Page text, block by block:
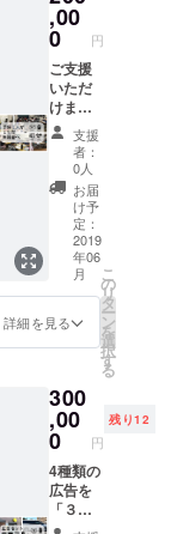
室・竹
園教室
を予定
してお
りま
す。ご
支援時
にご希
望の教
室をお
知らせ
くださ
い。教
室の住
所は公
開して
おりま
詳細は
追って
お知ら
せいた
しま
す。 ※
交通費
お知ら
せいた
しま
す。 ※
報告会
後に参
加者同
士の交
流会を
設ける
予定で
す。交
流会の
参加を
ご希望
の方は3
万円の
さい。
※交通費
はご負
担下さ
い。 ※
不参加
でのご
くば市
のみな
らず、
子供の
居場所
を作り
続けて
きた経
験を分
かちあ
いたい
と思い
ます。
ロベを
ご支援
いただ
いた、
子供の
居場所
に興味
のある
皆様同
士の交
流もお
楽しみ
下さ
い。 ２
,00
0 円
ご支援
いただ
けます
と、経
済的に
恵まれ
ない子
供が
「１
人」、
１年間
塾に通
うこと
ができ
ます。
一般的
すと年
間６０
万～１
００万
円かか
るとこ
ろ、ロ
ベでは
支援
者：
0人
お届
け予
定：
2019
年06
月
詳細を見る
こ
の
リ
タ
ー
ン
を
選
択
す
る
300
,00
0 円
残り12
4種類の
広告を
「３年
間」掲